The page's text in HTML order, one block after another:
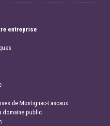
entreprise
de Montignac-Lascaux
domaine public